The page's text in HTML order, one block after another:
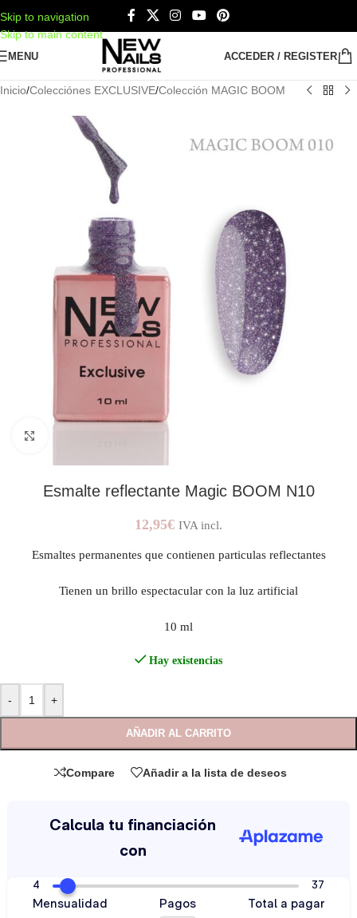
Skip to navigation
Skip to main content
MENU ACCEDER / REGISTER
Inicio/Colecciónes EXCLUSIVE/Colección MAGIC BOOM
Esmalte reflectante Magic BOOM N10
12,95€ IVA incl.
Esmaltes permanentes que contienen particulas reflectantes
Tienen un brillo espectacular con la luz artificial
10 ml
Hay existencias
- +
AÑADIR AL CARRITO
Compare Añadir a la lista de deseos